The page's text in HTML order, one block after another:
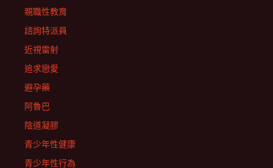
親職性教育
諮詢特派員
近視雷射
追求戀愛
避孕藥
阿魯巴
陰道凝膠
青少年性健康
青少年性行為